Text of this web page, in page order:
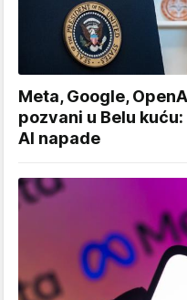
Meta, Google,
pozvani u Belu
AI napade